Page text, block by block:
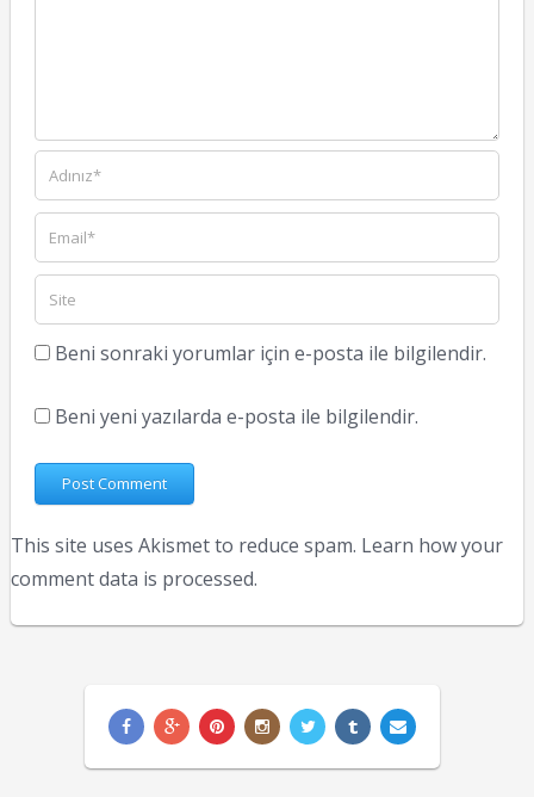
Beni sonraki yorumlar için e-posta ile bilgilendir.
Beni yeni yazılarda e-posta ile bilgilendir.
This site uses Akismet to reduce spam. Learn how your
comment data is processed.